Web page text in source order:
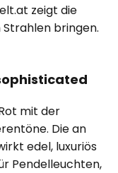
zeigt die
bringen.
mit der
Die an
edel, luxuriös
Pendelleuchten,